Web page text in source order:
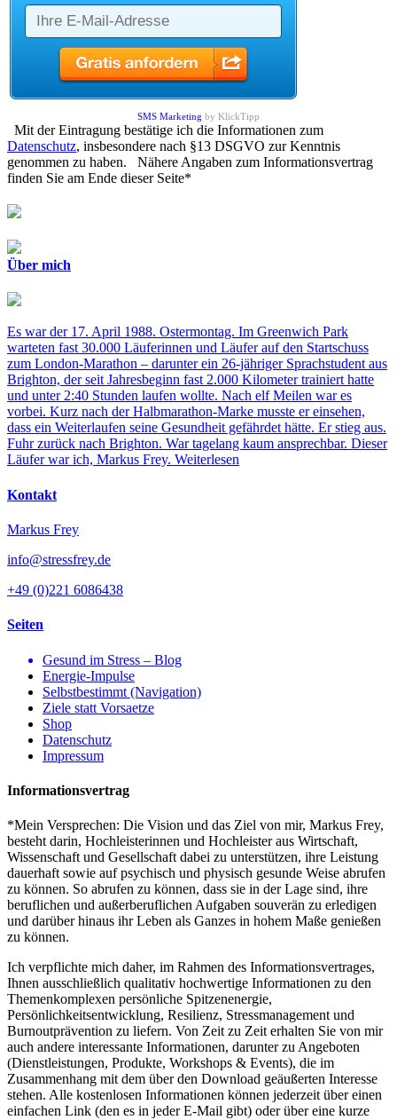
SMS Marketing by KlickTipp
Mit der Eintragung bestätige ich die Informationen zum
Datenschutz, insbesondere nach §13 DSGVO zur Kenntnis
genommen zu haben. Nähere Angaben zum Informationsvertrag
finden Sie am Ende dieser Seite*
Über mich
Es war der 17. April 1988. Ostermontag. Im Greenwich Park
warteten fast 30.000 Läuferinnen und Läufer auf den Startschuss
zum London-Marathon – darunter ein 26-jähriger Sprachstudent aus
Brighton, der seit Jahresbeginn fast 2.000 Kilometer trainiert hatte
und unter 2:40 Stunden laufen wollte. Nach elf Meilen war es
vorbei. Kurz nach der Halbmarathon-Marke musste er einsehen,
dass ein Weiterlaufen seine Gesundheit gefährdet hätte. Er stieg aus.
Fuhr zurück nach Brighton. War tagelang kaum ansprechbar. Dieser
Läufer war ich, Markus Frey. Weiterlesen
Kontakt
Markus Frey
info@stressfrey.de
+49 (0)221 6086438
Seiten
Gesund im Stress – Blog
Energie-Impulse
Selbstbestimmt (Navigation)
Ziele statt Vorsaetze
Shop
Datenschutz
Impressum
Informationsvertrag
*Mein Versprechen: Die Vision und das Ziel von mir, Markus Frey,
besteht darin, Hochleisterinnen und Hochleister aus Wirtschaft,
Wissenschaft und Gesellschaft dabei zu unterstützen, ihre Leistung
dauerhaft sowie auf psychisch und physisch gesunde Weise abrufen
zu können. So abrufen zu können, dass sie in der Lage sind, ihre
beruflichen und außerberuflichen Aufgaben souverän zu erledigen
und darüber hinaus ihr Leben als Ganzes in hohem Maße genießen
zu können.
Ich verpflichte mich daher, im Rahmen des Informationsvertrages,
Ihnen ausschließlich qualitativ hochwertige Informationen zu den
Themenkomplexen persönliche Spitzenenergie,
Persönlichkeitsentwicklung, Resilienz, Stressmanagement und
Burnoutprävention zu liefern. Von Zeit zu Zeit erhalten Sie von mir
auch andere interessante Informationen, darunter zu Angeboten
(Dienstleistungen, Produkte, Workshops & Events), die im
Zusammenhang mit dem über den Download geäußerten Interesse
stehen. Alle kostenlosen Informationen können jederzeit über einen
einfachen Link (den es in jeder E-Mail gibt) oder über eine kurze